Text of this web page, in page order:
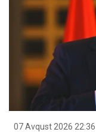
07 Avqust 2026 22:36